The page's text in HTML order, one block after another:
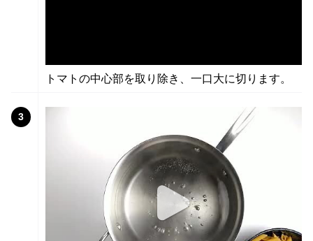
トマトの中心部を取り除き、一口大に切ります。
3